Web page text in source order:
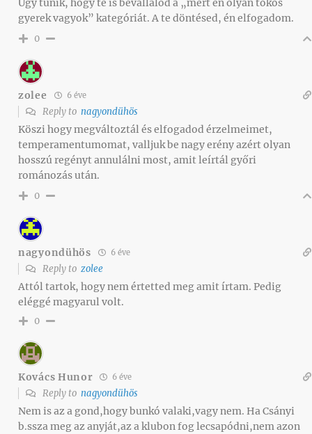
Úgy tűnik, hogy te is bevállalod a „mert én olyan tökös
gyerek vagyok” kategóriát. A te döntésed, én elfogadom.
0
zolee 6 éve
Reply to nagyondühös
Köszi hogy megváltoztál és elfogadod érzelmeimet,
temperamentumomat, valljuk be nagy erény azért olyan
hosszú regényt annulálni most, amit leírtál győri
románozás után.
0
nagyondühös 6 éve
Reply to zolee
Attól tartok, hogy nem értetted meg amit írtam. Pedig
eléggé magyarul volt.
0
Kovács Hunor 6 éve
Reply to nagyondühös
Nem is az a gond,hogy bunkó valaki,vagy nem. Ha Csányi
b.ssza meg az anyját,az a klubon fog lecsapódni,nem azon